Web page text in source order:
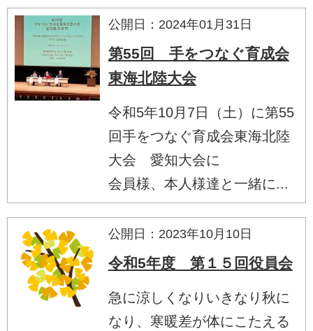
公開日：2024年01月31日
第55回 手をつなぐ育成会
東海北陸大会
令和5年10月7日（土）に第55
回手をつなぐ育成会東海北陸
大会 愛知大会に
会員様、本人様達と一緒に...
公開日：2023年10月10日
令和5年度 第１５回役員会
急に涼しくなりいきなり秋に
なり、寒暖差が体にこたえる